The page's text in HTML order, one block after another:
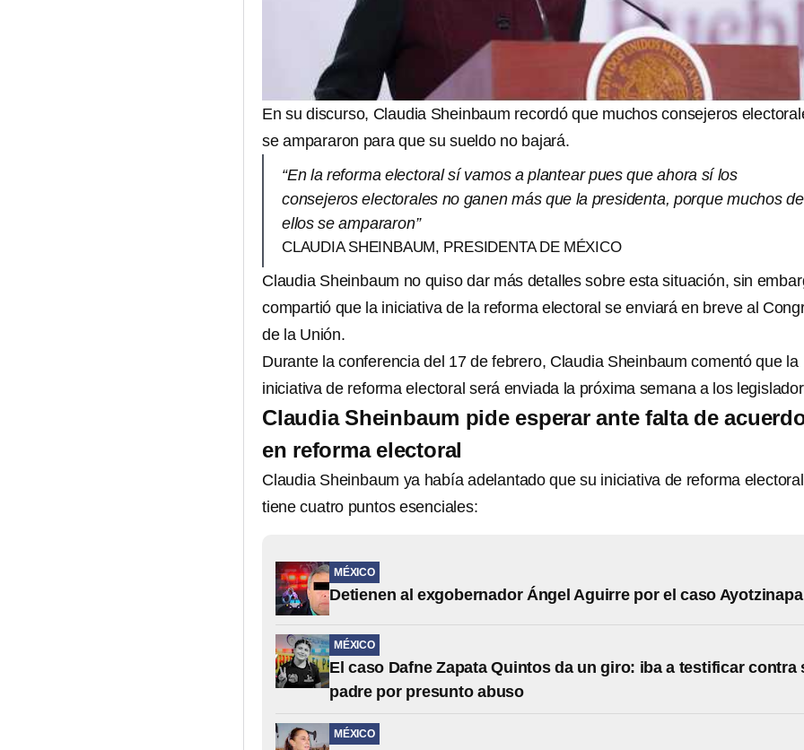
En su discurso, Claudia Sheinbaum recordó que muchos consejeros
se ampararon para que su sueldo no bajará.
“En la reforma electoral sí vamos a plantear pues que ahora sí los
consejeros electorales no ganen más que la presidenta, porque muchos de
ellos se ampararon”
CLAUDIA SHEINBAUM, PRESIDENTA DE MÉXICO
Claudia Sheinbaum no quiso dar más detalles sobre esta situación, sin
compartió que la iniciativa de la reforma electoral se enviará en breve al
de la Unión.
Durante la conferencia del 17 de febrero, Claudia Sheinbaum comentó que la
iniciativa de reforma electoral será enviada la próxima semana a los
Claudia Sheinbaum pide esperar ante falta de
en reforma electoral
Claudia Sheinbaum ya había adelantado que su iniciativa de reforma electoral
tiene cuatro puntos esenciales:
MÉXICO
Detienen al exgobernador Ángel Aguirre por el caso Ayotzinapa
MÉXICO
El caso Dafne Zapata Quintos da un giro: iba a testificar contra
padre por presunto abuso
MÉXICO